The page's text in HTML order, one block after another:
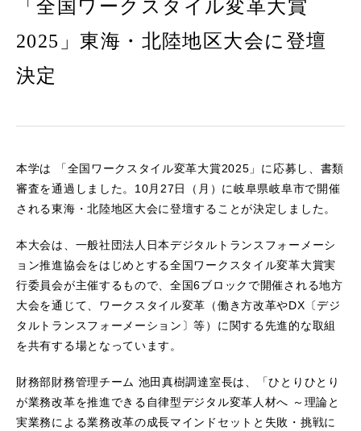
「全国ワークスタイル変革大賞
2025」東海・北陸地区大会に登壇
決定
本学は 「全国ワークスタイル変革大賞2025」に応募し、書類
審査を通過しました。10月27日（月）に岐阜県岐阜市で開催
される東海・北陸地区大会に登壇することが決定しました。
本大会は、一般社団法人日本デジタルトランスフォーメーシ
ョン推進協会をはじめとする全国ワークスタイル変革大賞実
行委員会が主催するもので、全国6ブロックで開催される地方
大会を通じて、ワークスタイル変革（働き方改革やDX〔デジ
タルトランスフォーメーション〕等）に関する先進的な取組
を共有する場となっています。
財務部財務管理チーム 池田真樹調達室長は、「ひとりひとり
が業務改革を推進できる自律型デジタル変革人材へ ～理論と
実業務による業務改革の成長マインドセットと失敗・挑戦に